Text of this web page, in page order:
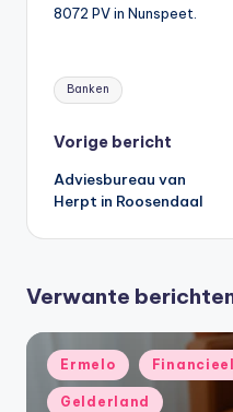
8072 PV in Nunspeet.
Tags:
Banken
Bericht
navigatie
Vorige bericht
Adviesbureau van
Herpt in Roosendaal
Verwante
Geplaatst
in
Ermelo
Gelderland